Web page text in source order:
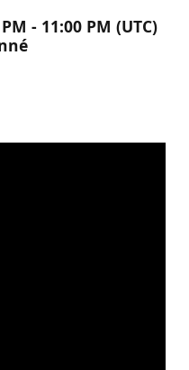
- 11:00 PM (UTC)